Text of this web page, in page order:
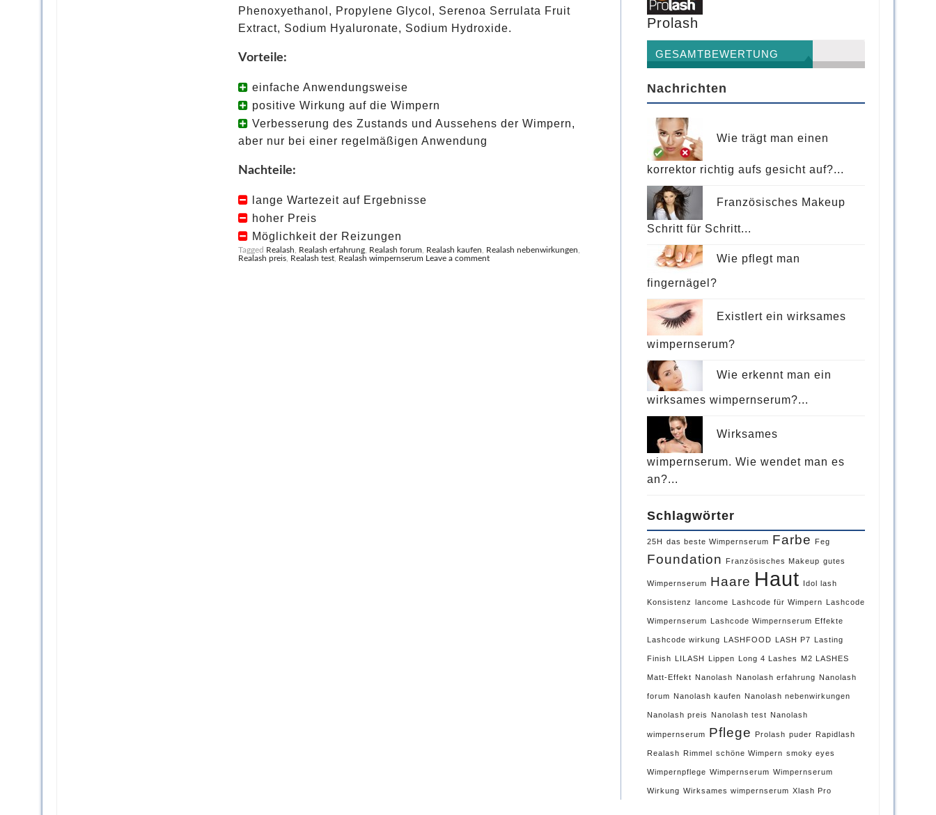
Phenoxyethanol, Propylene Glycol, Serenoa Serrulata Fruit
Extract, Sodium Hyaluronate, Sodium Hydroxide.
Vorteile:
einfache Anwendungsweise
positive Wirkung auf die Wimpern
Verbesserung des Zustands und Aussehens der Wimpern,
aber nur bei einer regelmäßigen Anwendung
Nachteile:
lange Wartezeit auf Ergebnisse
hoher Preis
Möglichkeit der Reizungen
Tagged Realash Realash erfahrung Realash forum Realash kaufen Realash nebenwirkungen
Realash preis Realash test Realash wimpernserum Leave a comment
Prolash
GESAMTBEWERTUNG
Nachrichten
Wie trägt man einen
korrektor richtig aufs gesicht auf?...
Französisches Makeup
Schritt für Schritt...
Wie pflegt man
fingernägel?
ExistIert ein wirksames
wimpernserum?
Wie erkennt man ein
wirksames wimpernserum?...
Wirksames
wimpernserum. Wie wendet man es
an?...
Schlagwörter
25H das beste Wimpernserum Farbe Feg
Foundation Französisches Makeup gutes
Wimpernserum Haare Haut Idol lash
Konsistenz lancome Lashcode für Wimpern Lashcode
Wimpernserum Lashcode Wimpernserum Effekte
Lashcode wirkung LASHFOOD LASH P7 Lasting
Finish LILASH Lippen Long 4 Lashes M2 LASHES
Matt-Effekt Nanolash Nanolash erfahrung Nanolash
forum Nanolash kaufen Nanolash nebenwirkungen
Nanolash preis Nanolash test Nanolash
wimpernserum Pflege Prolash puder Rapidlash
Realash Rimmel schöne Wimpern smoky eyes
Wimpernpflege Wimpernserum Wimpernserum
Wirkung Wirksames wimpernserum Xlash Pro